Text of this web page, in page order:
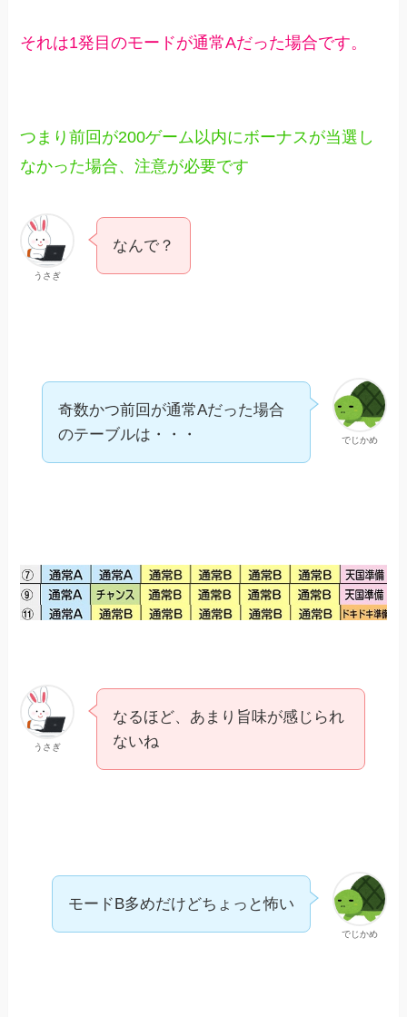
それは1発目のモードが通常Aだった場合です。
つまり前回が200ゲーム以内にボーナスが当選し
なかった場合、注意が必要です
うさぎ
なんで？
でじかめ
奇数かつ前回が通常Aだった場合
のテーブルは・・・
うさぎ
なるほど、あまり旨味が感じられ
ないね
でじかめ
モードB多めだけどちょっと怖い